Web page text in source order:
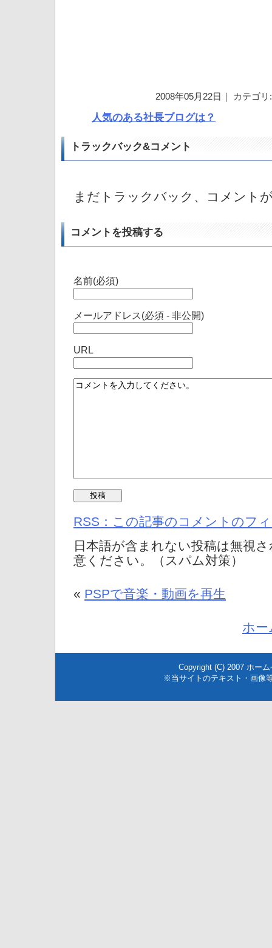
2008年05月22日｜ カテゴ
人気のある社長ブログは？
トラックバック&コメント
まだトラックバック、コメント
コメントを投稿する
名前(必須)
メールアドレス(必須 - 非公開)
URL
RSS：この記事のコメントのフ
日本語が含まれない投稿は無視
意ください。（スパム対策）
« PSPで音楽・動画を再生
ホー
Copyright (C) 2007 ホー
※当サイトのテキスト・画像